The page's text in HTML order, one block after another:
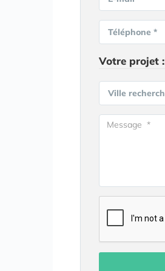
Téléphone *
Votre projet :